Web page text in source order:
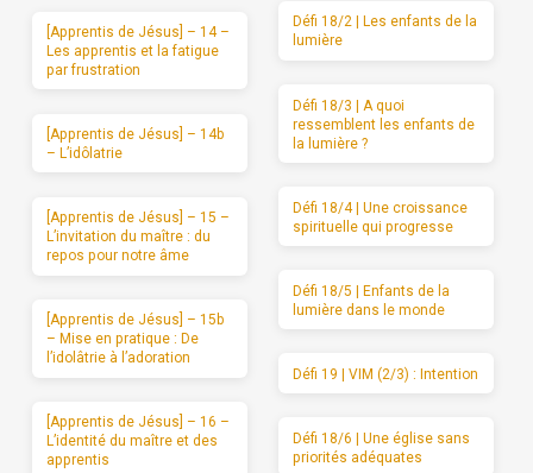
[Apprentis de Jésus] – 14 –
Les apprentis et la fatigue
par frustration
[Apprentis de Jésus] – 14b
– L’idôlatrie
[Apprentis de Jésus] – 15 –
L’invitation du maître : du
repos pour notre âme
[Apprentis de Jésus] – 15b
– Mise en pratique : De
l’idolâtrie à l’adoration
[Apprentis de Jésus] – 16 –
L’identité du maître et des
apprentis
Défi 18/2 | Les enfants de la
lumière
Défi 18/3 | A quoi
ressemblent les enfants de
la lumière ?
Défi 18/4 | Une croissance
spirituelle qui progresse
Défi 18/5 | Enfants de la
lumière dans le monde
Défi 19 | VIM (2/3) : Intention
Défi 18/6 | Une église sans
priorités adéquates